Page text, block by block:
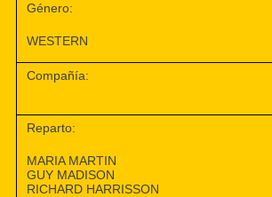
Género:
WESTERN
Compañía:
Reparto:
MARIA MARTIN
GUY MADISON
RICHARD HARRISSON